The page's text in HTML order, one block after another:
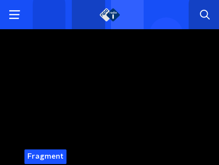
Fragment